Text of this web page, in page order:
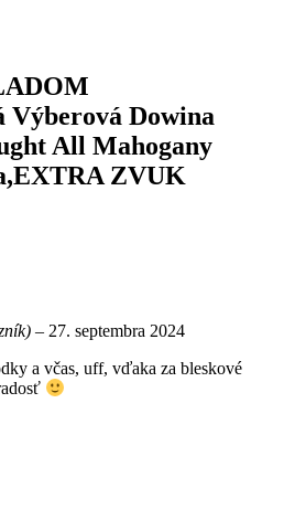
Výberová Dowina
All Mahogany
ZVUK
– 27. septembra 2024
a včas, uff, vďaka za bleskové